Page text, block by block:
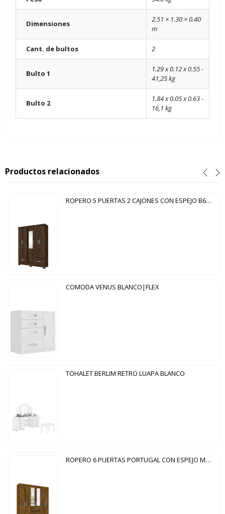
Dimensiones
2.51 × 1.30 × 0.40
m
Cant. de bultos 2
Bulto 1
1.29 x 0.12 x 0.55 -
41,25 kg
Bulto 2
1.84 x 0.05 x 0.63 -
16,1 kg
Productos relacionados
ROPERO 5 PUERTAS 2 CAJONES CON ESPEJO B60 BRIZ CAFÉ
COMODA VENUS BLANCO|FLEX
TOHALET BERLIM RETRO LUAPA BLANCO
ROPERO 6 PUERTAS PORTUGAL CON ESPEJO MOVAL CASTAÑO WOOD